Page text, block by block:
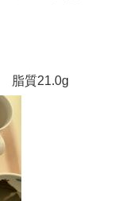
脂質21.0g